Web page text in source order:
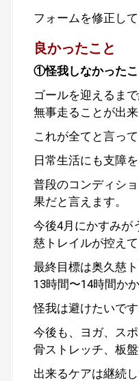
フォームを修正し
良かったこと
①怪我しなかったこ
ゴールを迎えるま
無事走ることが出来
これが全てと言っ
日常生活にも支障
普段のコンディシ
果だと言えます。
今後4月にかすみが
慈トレイルが控えて
最終目標は奥久慈
13時間〜14時間か
怪我は避けたいです
今後も、ヨガ、ス
骨ストレッチ、板
出来るケアは継続